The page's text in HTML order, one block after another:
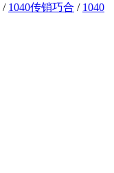
/ 1040传销巧合 / 1040